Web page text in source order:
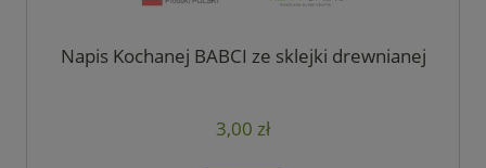
Napis Kochanej BABCI ze sklejki drewnianej
3,00 zł